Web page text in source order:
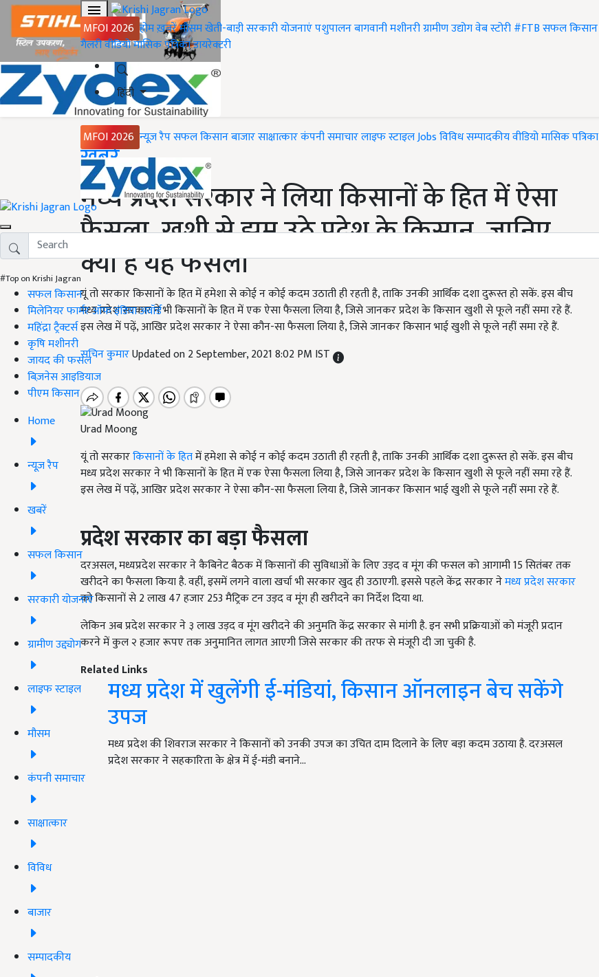
MFOI 2026 होमख़बरेंमौसमखेती-बाड़ीसरकारी योजनाएंपशुपालनबागवानीमशीनरीग्रामीण उद्योगवेब स्टोरी#FTBसफल किसान
गैलरीवीडियोमासिक पत्रिकाडायरेक्टरी
हिंदी
MFOI 2026 न्यूज़ रैपसफल किसानबाजारसाक्षात्कारकंपनी समाचारलाइफ स्टाइलJobsविविधसम्पादकीयवीडियोमासिक पत्रिका
#Top on Krishi Jagran
सफल किसान
मिलेनियर फार्मर ऑफ इंडिया अवॉर्ड
महिंद्रा ट्रैक्टर्स
कृषि मशीनरी
जायद की फसल
बिज़नेस आइडियाज
पीएम किसान
Home
न्यूज़ रैप
खबरें
सफल किसान
सरकारी योजनाएं
ग्रामीण उद्द्योग
लाइफ स्टाइल
मौसम
कंपनी समाचार
साक्षात्कार
विविध
बाजार
सम्पादकीय
Home
ख़बरें
मध्य प्रदेश सरकार ने लिया किसानों के हित में ऐसा
फैसला, खुशी से झूम उठे प्रदेश के किसान, जानिए
क्या है यह फैसला
यूं तो सरकार किसानों के हित में हमेशा से कोई न कोई कदम उठाती ही रहती है, ताकि उनकी आर्थिक दशा दुरूस्त हो सकें. इस बीच
मध्य प्रदेश सरकार ने भी किसानों के हित में एक ऐसा फैसला लिया है, जिसे जानकर प्रदेश के किसान खुशी से फूले नहीं समा रहे हैं.
इस लेख में पढ़ें, आखिर प्रदेश सरकार ने ऐसा कौन-सा फैसला लिया है, जिसे जानकर किसान भाई खुशी से फूले नहीं समा रहे हैं.
सचिन कुमारUpdated on 2 September, 2021 8:02 PM IST
Urad Moong
यूं तो सरकारकिसानों के हितमें हमेशा से कोई न कोई कदम उठाती ही रहती है, ताकि उनकी आर्थिक दशा दुरूस्त हो सकें. इस बीच
मध्य प्रदेश सरकार ने भी किसानों के हित में एक ऐसा फैसला लिया है, जिसे जानकर प्रदेश के किसान खुशी से फूले नहीं समा रहे हैं.
इस लेख में पढ़ें, आखिर प्रदेश सरकार ने ऐसा कौन-सा फैसला लिया है, जिसे जानकर किसान भाई खुशी से फूले नहीं समा रहे हैं.
प्रदेश सरकार का बड़ा फैसला
दरअसल, मध्यप्रदेश सरकार ने कैबिनेट बैठक में किसानों की सुविधाओं के लिए उड़द व मूंग की फसल को आगामी 15 सितंबर तक
खरीदने का फैसला किया है. वहीं, इसमें लगने वाला खर्चा भी सरकार खुद ही उठाएगी. इससे पहले केंद्र सरकार नेमध्य प्रदेश सरकार
को किसानों से 2 लाख 47 हजार 253 मैट्रिक टन उड़द व मूंग ही खरीदने का निर्देश दिया था.
लेकिन अब प्रदेश सरकार ने ३ लाख उड़द व मूंग खरीदने की अनुमति केंद्र सरकार से मांगी है. इन सभी प्रक्रियाओं को मंजूरी प्रदान
करने में कुल २ हजार रूपए तक अनुमानित लागत आएगी जिसे सरकार की तरफ से मंजूरी दी जा चुकी है.
Related Links
मध्य प्रदेश में खुलेंगी ई-मंडियां, किसान ऑनलाइन बेच सकेंगे
उपज
मध्य प्रदेश की शिवराज सरकार ने किसानों को उनकी उपज का उचित दाम दिलाने के लिए बड़ा कदम उठाया है. दरअसल
प्रदेश सरकार ने सहकारिता के क्षेत्र में ई-मंडी बनाने…